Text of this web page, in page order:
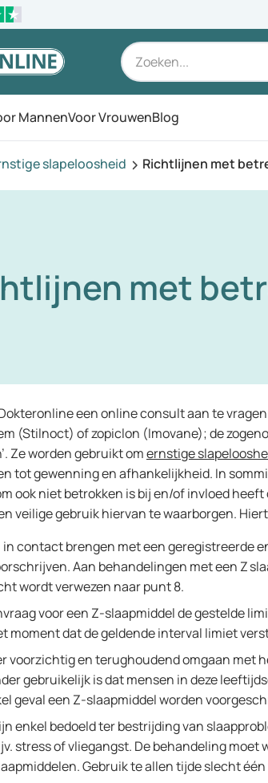
het menu
MannenVoor VrouwenBlog
slapeloosheid Richtlijnen met
met
een online consult aan te
(Stilnoct) of zopiclon (Imovane); de
Ze worden gebruikt omernstige
tot gewenning en afhankelijkheid. In
ook niet betrokken is bij en/of invloed
veilige gebruik hiervan te waarborgen.
contact brengen met een geregistreerde
Aan behandelingen met een Z
wordt verwezen naar punt 8.
voor een Z-slaapmiddel de gestelde
moment dat de geldende interval limiet
voorzichtig en terughoudend omgaan met
gebruikelijk is dat mensen in deze
geval een Z-slaapmiddel worden
enkel bedoeld ter bestrijding van
stress of vliegangst. De behandeling
Gebruik te allen tijde slecht